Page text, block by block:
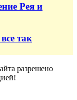
Рея и
так
разрешено